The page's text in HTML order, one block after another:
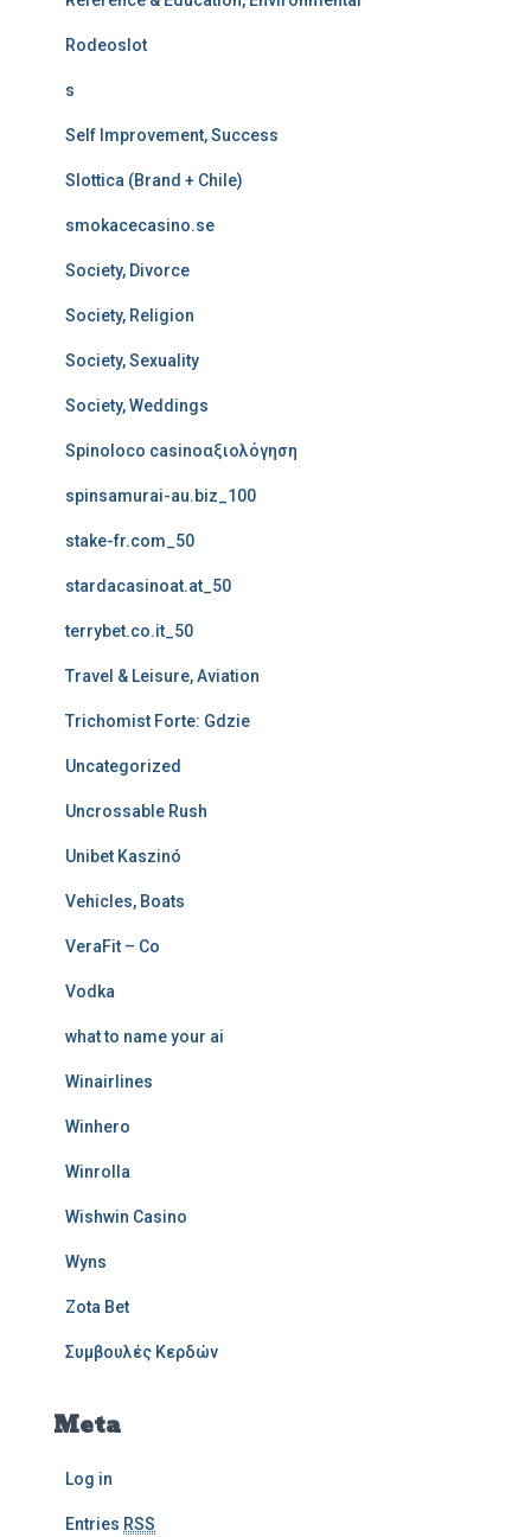
Rodeoslot
s
Self Improvement, Success
Slottica (Brand + Chile)
smokacecasino.se
Society, Divorce
Society, Religion
Society, Sexuality
Society, Weddings
Spinoloco casinoαξιολόγηση
spinsamurai-au.biz_100
stake-fr.com_50
stardacasinoat.at_50
terrybet.co.it_50
Travel & Leisure, Aviation
Trichomist Forte: Gdzie
Uncategorized
Uncrossable Rush
Unibet Kaszinó
Vehicles, Boats
VeraFit – Co
Vodka
what to name your ai
Winairlines
Winhero
Winrolla
Wishwin Casino
Wyns
Zota Bet
Συμβουλές Κερδών
Meta
Log in
Entries RSS